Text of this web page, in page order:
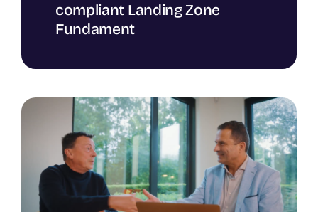
compliant Landing Zone
Fundament